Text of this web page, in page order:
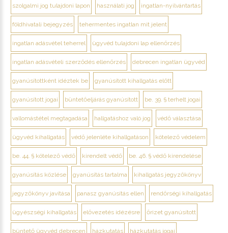
szolgalmi jog tulajdoni lapon használati jog ingatlan-nyilvántartás
földhivatali bejegyzés tehermentes ingatlan mit jelent
ingatlan adásvétel teherrel ügyvéd tulajdoni lap ellenőrzés
ingatlan adásvételi szerződés ellenőrzés debrecen ingatlan ügyvéd
gyanúsítottként idéztek be gyanúsított kihallgatás előtt
gyanúsított jogai büntetőeljárás gyanúsított be. 39. § terhelt jogai
vallomástétel megtagadása hallgatáshoz való jog védő választása
ügyvéd kihallgatás védő jelenléte kihallgatáson kötelező védelem
be. 44. § kötelező védő kirendelt védő be. 46. § védő kirendelése
gyanúsítás közlése gyanúsítás tartalma kihallgatás jegyzőkönyv
jegyzőkönyv javítása panasz gyanúsítás ellen rendőrségi kihallgatás
ügyészségi kihallgatás elővezetés idézésre őrizet gyanúsított
büntető ügyvéd debrecen házkutatás házkutatás jogai